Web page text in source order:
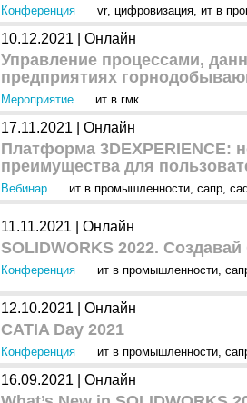
Конференция vr, цифровизация, ит в
10.12.2021 | Онлайн
Управление процессами,
предприятиях
Мероприятие ит в гмк
17.11.2021 | Онлайн
Платформа 3DEXPERIENCE:
преимущества для
Вебинар ит в промышленности, сапр, cad
11.11.2021 | Онлайн
SOLIDWORKS 2022.
Конференция ит в промышленности,
12.10.2021 | Онлайн
CATIA Day 2021
Конференция ит в промышленности,
16.09.2021 | Онлайн